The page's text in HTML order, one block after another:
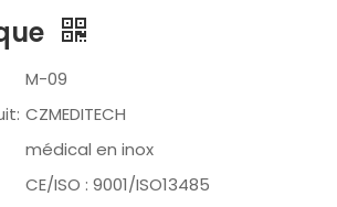
M-09
CZMEDITECH
médical en inox
CE/ISO : 9001/ISO13485